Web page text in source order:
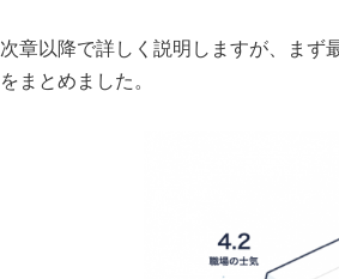
次章以降で詳しく説明しますが、まず
をまとめました。